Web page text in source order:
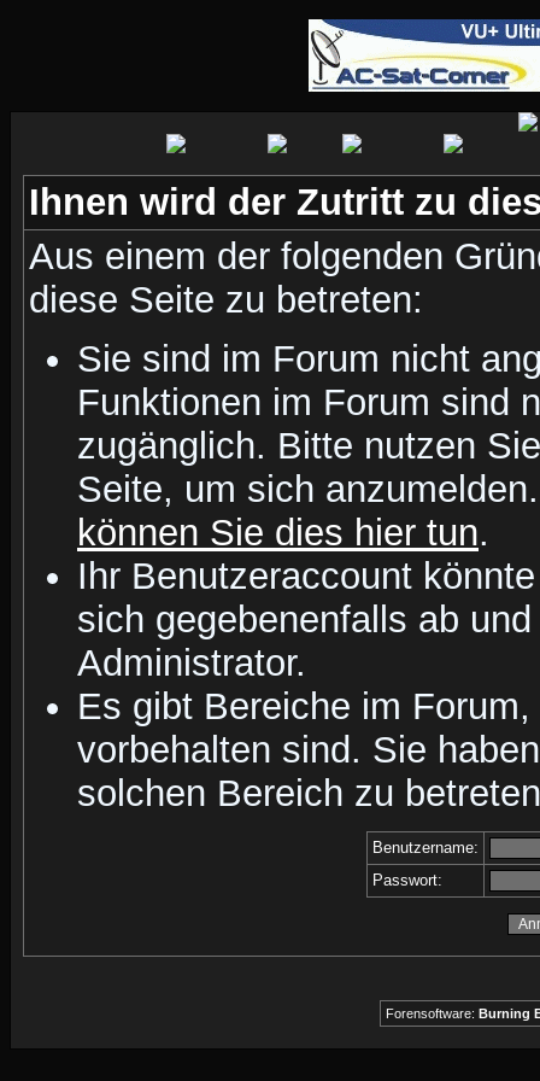
Ihnen wird der Zutritt zu
Aus einem der folgenden
diese Seite zu betreten:
Sie sind im Forum nicht
Funktionen im Forum sind
zugänglich. Bitte nutzen
Seite, um sich
können Sie dies hier tun.
Ihr Benutzeraccount
sich gegebenenfalls ab
Administrator.
Es gibt Bereiche im
vorbehalten sind. Sie
solchen Bereich zu
Benutzername:
Passwort:
Forensoftware: Burning